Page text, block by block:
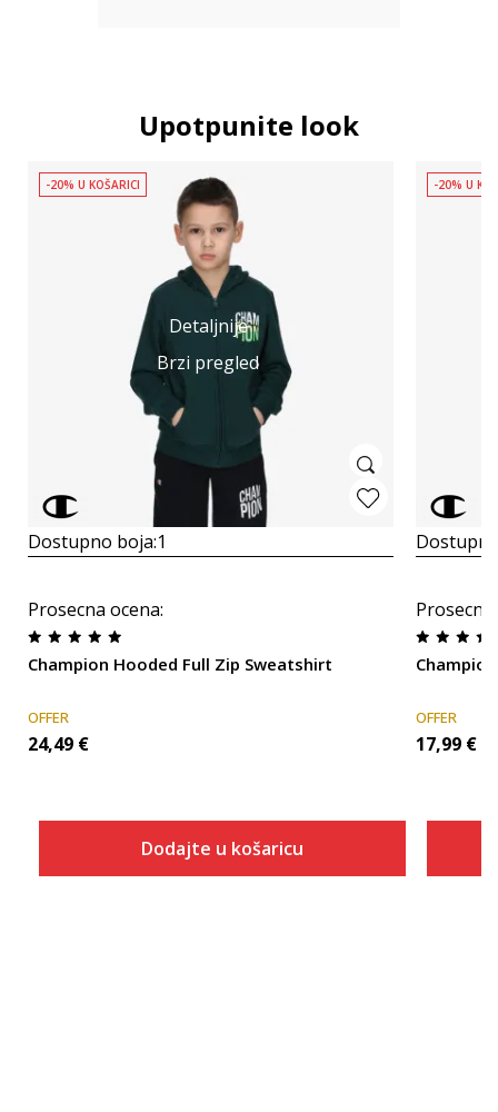
Upotpunite look
Detaljnije
Brzi pregled
-20% U KOŠARICI
Dostupno boja:1
Prosecna ocena:
Champion Hooded Full Zip Sweatshirt
OFFER
24,49 €
Dodajte u košaricu
-20% U
OFFER
17,99 €